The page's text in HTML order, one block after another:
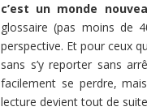
c’est un monde
glossaire (pas moins de
perspective. Et pour ceux
sans s’y reporter sans
facilement se perdre,
lecture devient tout de